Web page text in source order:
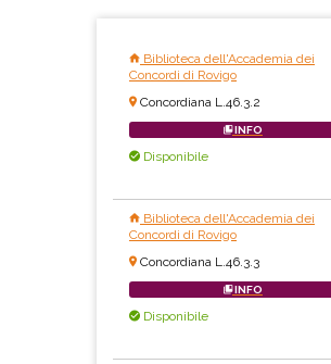
Biblioteca dell'Accademia dei
Concordi di Rovigo
Concordiana L.46.3.2
INFO
Disponibile
Biblioteca dell'Accademia dei
Concordi di Rovigo
Concordiana L.46.3.3
INFO
Disponibile